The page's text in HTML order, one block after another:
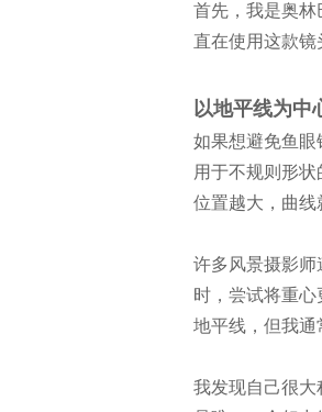
首先，我是奥林
直在使用这款镜
以地平线为中
如果想避免鱼
用于不规则形
位置越大，曲线
许多风景摄影
时，尝试将重
地平线，但我通
我发现自己很